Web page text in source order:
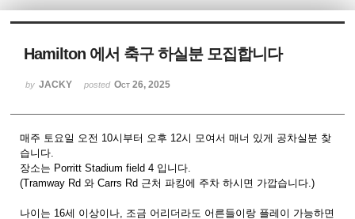
Hamilton 에서 축구 하실분 모집합니다
by JACKY posted Oct 26, 2025
매주 토요일 오전 10시부터 오후 12시 모여서 매너 있게 공차실분 찾
습니다.
장소는 Porritt Stadium field 4 입니다.
(Tramway Rd 와 Carrs Rd 근처 파킹에 주차 하시면 가깝습니다.)
나이는 16세 이상이나, 조금 어리더라도 어른들이랑 플레이 가능하면
Sketchbook5, 스케치북5
Sketchbook5, 스케치북5